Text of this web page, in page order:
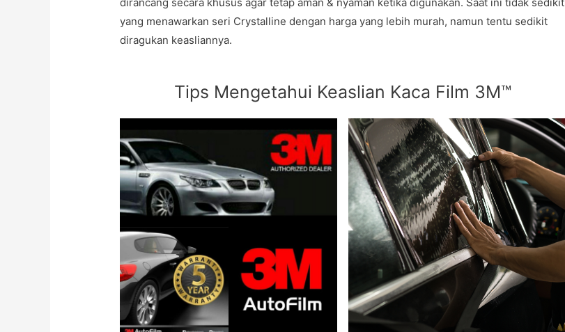
yang menawarkan seri Crystalline dengan harga yang lebih murah, namun tentu sedikit
diragukan keasliannya.
Tips Mengetahui Keaslian Kaca Film 3M™